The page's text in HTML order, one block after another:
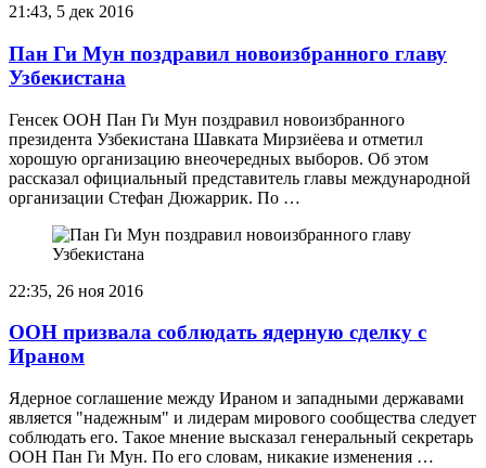
21:43, 5 дек 2016
Пан Ги Мун поздравил новоизбранного главу
Узбекистана
Генсек ООН Пан Ги Мун поздравил новоизбранного
президента Узбекистана Шавката Мирзиёева и отметил
хорошую организацию внеочередных выборов. Об этом
рассказал официальный представитель главы международной
организации Стефан Дюжаррик. По …
22:35, 26 ноя 2016
ООН призвала соблюдать ядерную сделку с
Ираном
Ядерное соглашение между Ираном и западными державами
является "надежным" и лидерам мирового сообщества следует
соблюдать его. Такое мнение высказал генеральный секретарь
ООН Пан Ги Мун. По его словам, никакие изменения …